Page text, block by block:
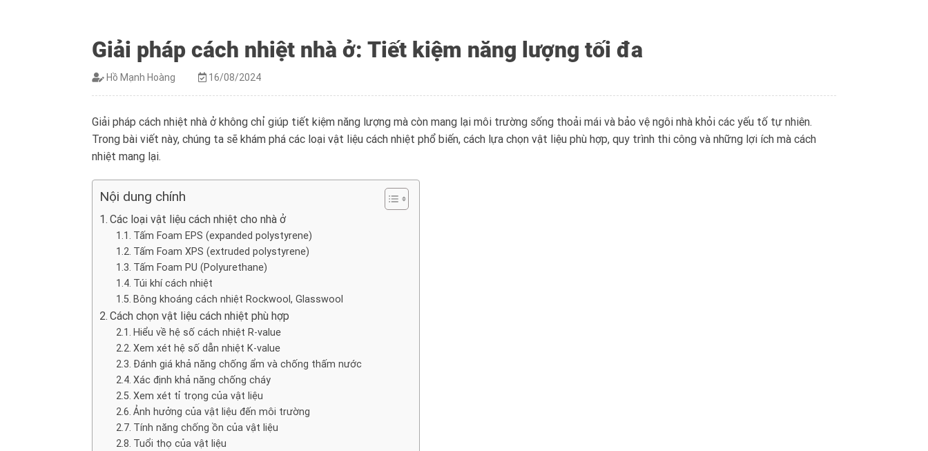
Giải pháp cách nhiệt nhà ở: Tiết kiệm năng lượng tối đa
Hồ Mạnh Hoàng 16/08/2024
Giải pháp cách nhiệt nhà ở không chỉ giúp tiết kiệm năng lượng mà còn mang lại môi trường sống thoải mái và bảo vệ ngôi nhà khỏi các yếu tố tự nhiên.
Trong bài viết này, chúng ta sẽ khám phá các loại vật liệu cách nhiệt phổ biến, cách lựa chọn vật liệu phù hợp, quy trình thi công và những lợi ích mà cách
nhiệt mang lại.
Nội dung chính
Các loại vật liệu cách nhiệt cho nhà ở
Tấm Foam EPS (expanded polystyrene)
Tấm Foam XPS (extruded polystyrene)
Tấm Foam PU (Polyurethane)
Túi khí cách nhiệt
Bông khoáng cách nhiệt Rockwool, Glasswool
Cách chọn vật liệu cách nhiệt phù hợp
Hiểu về hệ số cách nhiệt R-value
Xem xét hệ số dẫn nhiệt K-value
Đánh giá khả năng chống ẩm và chống thấm nước
Xác định khả năng chống cháy
Xem xét tỉ trọng của vật liệu
Ảnh hưởng của vật liệu đến môi trường
Tính năng chống ồn của vật liệu
Tuổi thọ của vật liệu